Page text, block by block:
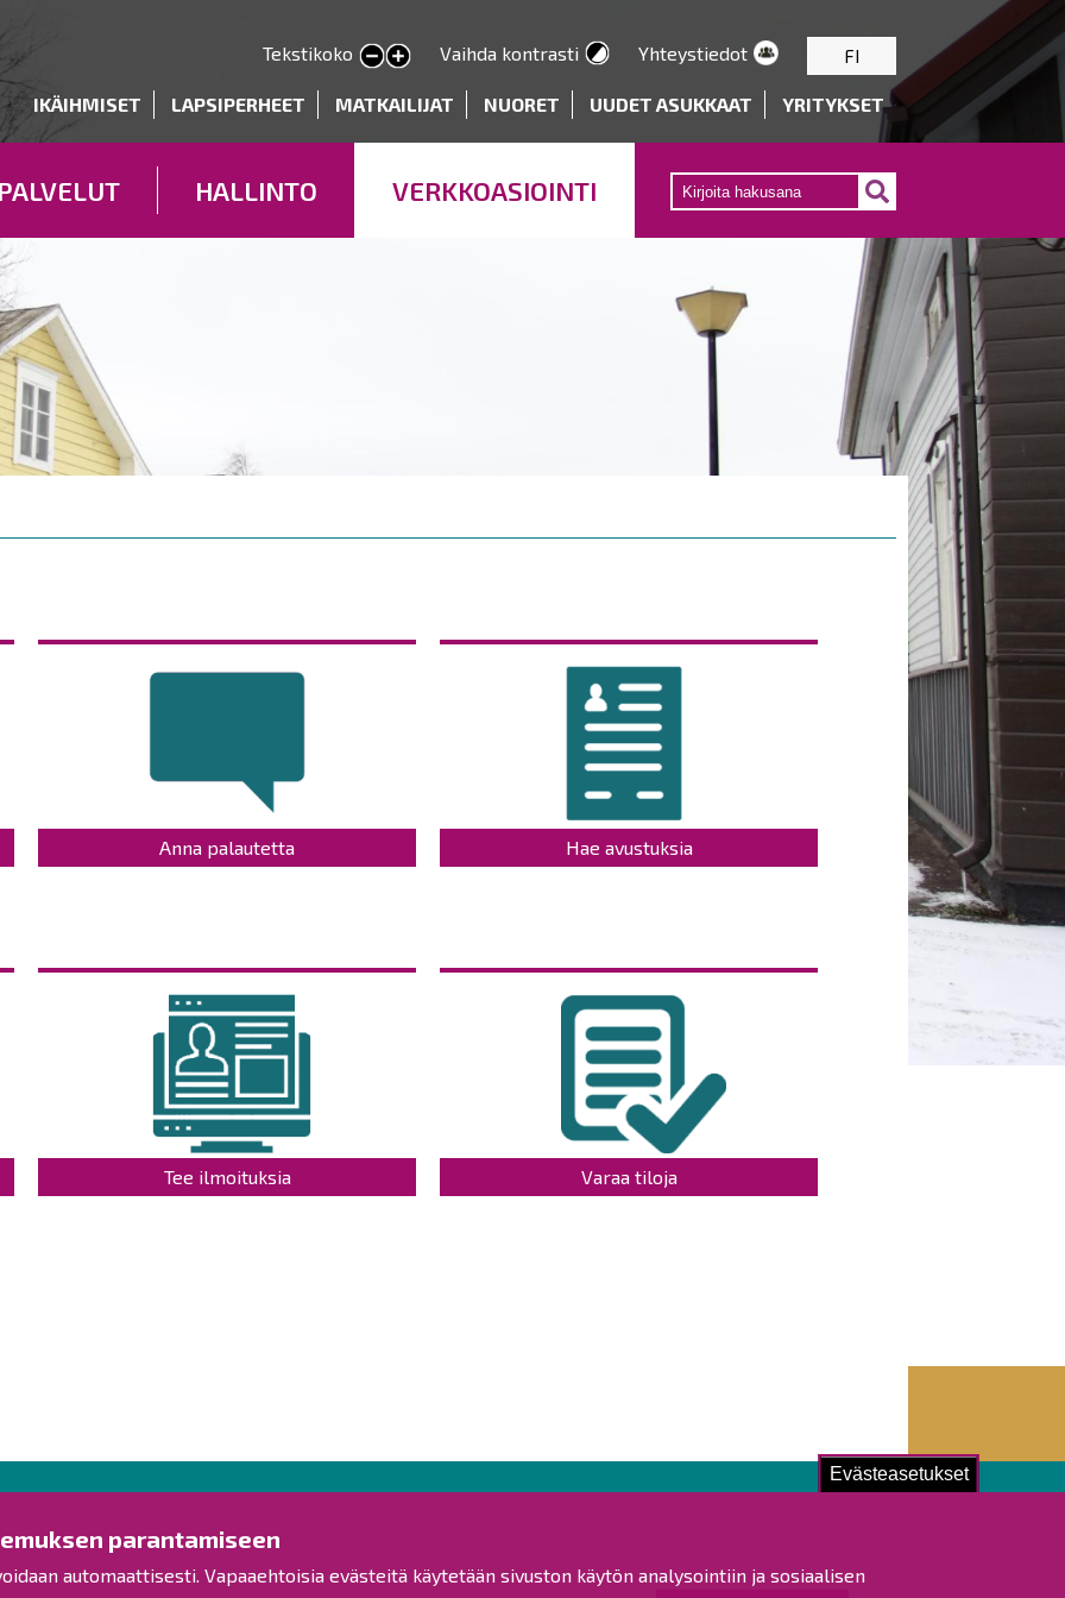
Evästeasetukset
parantamiseen
automaattisesti. Vapaaehtoisia evästeitä käytetään sivuston käytön analysointiin ja sosiaalisen
pääsisältöön
Tekstikoko
Pienennä tekstin kokoa
Suurenna tekstin kokoa Vaihda kontrasti Yhteystiedot FI
IKÄIHMISET LAPSIPERHEET MATKAILIJAT NUORET UUDET ASUKKAAT YRITYKSET
PALVELUT HALLINTO VERKKOASIOINTI
Anna palautetta Hae avustuksia
Tee ilmoituksia Varaa tiloja
Ota yhteyttä!
Yleinen palaute
Esityslistat ja pöytäkirjat